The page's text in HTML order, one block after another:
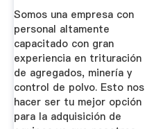
Somos una empresa con
personal altamente
capacitado con gran
experiencia en trituración
de agregados, minería y
control de polvo. Esto nos
hacer ser tu mejor opción
para la adquisición de